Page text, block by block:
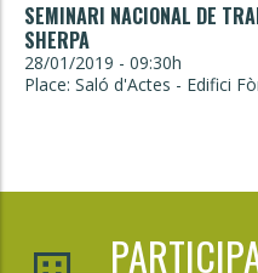
SEMINARI NACIONAL DE
SHERPA
28/01/2019 - 09:30h
Place: Saló d'Actes - Edifici